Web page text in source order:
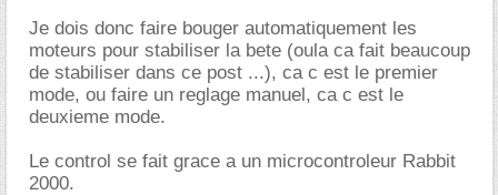
Je dois donc faire bouger automatiquement les
moteurs pour stabiliser la bete (oula ca fait beaucoup
de stabiliser dans ce post ...), ca c est le premier
mode, ou faire un reglage manuel, ca c est le
deuxieme mode.
Le control se fait grace a un microcontroleur Rabbit
2000.